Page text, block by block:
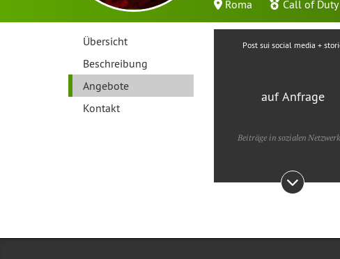
Roma Call of Duty
Übersicht
Beschreibung
Angebote
Kontakt
Post sui social media +
auf Anfrage
Beiträge in sozialen